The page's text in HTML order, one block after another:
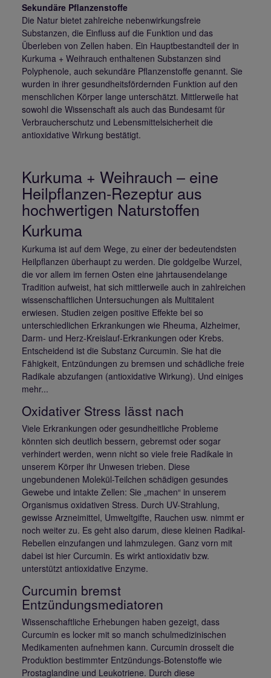
Sekundäre Pflanzenstoffe
Die Natur bietet zahlreiche nebenwirkungsfreie
Substanzen, die Einfluss auf die Funktion und das
Überleben von Zellen haben. Ein Hauptbestandteil der in
Kurkuma + Weihrauch enthaltenen Substanzen sind
Polyphenole, auch sekundäre Pflanzenstoffe genannt. Sie
wurden in ihrer gesundheitsfördernden Funktion auf den
menschlichen Körper lange unterschätzt. Mittlerweile hat
sowohl die Wissenschaft als auch das Bundesamt für
Verbraucherschutz und Lebensmittelsicherheit die
antioxidative Wirkung bestätigt.
Kurkuma + Weihrauch – eine
Heilpflanzen-Rezeptur aus
hochwertigen Naturstoffen
Kurkuma
Kurkuma ist auf dem Wege, zu einer der bedeutendsten
Heilpflanzen überhaupt zu werden. Die goldgelbe Wurzel,
die vor allem im fernen Osten eine jahrtausendelange
Tradition aufweist, hat sich mittlerweile auch in zahlreichen
wissenschaftlichen Untersuchungen als Multitalent
erwiesen. Studien zeigen positive Effekte bei so
unterschiedlichen Erkrankungen wie Rheuma, Alzheimer,
Darm- und Herz-Kreislauf-Erkrankungen oder Krebs.
Entscheidend ist die Substanz Curcumin. Sie hat die
Fähigkeit, Entzündungen zu bremsen und schädliche freie
Radikale abzufangen (antioxidative Wirkung). Und einiges
mehr...
Oxidativer Stress lässt nach
Viele Erkrankungen oder gesundheitliche Probleme
könnten sich deutlich bessern, gebremst oder sogar
verhindert werden, wenn nicht so viele freie Radikale in
unserem Körper ihr Unwesen trieben. Diese
ungebundenen Molekül-Teilchen schädigen gesundes
Gewebe und intakte Zellen: Sie „machen“ in unserem
Organismus oxidativen Stress. Durch UV-Strahlung,
gewisse Arzneimittel, Umweltgifte, Rauchen usw. nimmt er
noch weiter zu. Es geht also darum, diese kleinen Radikal-
Rebellen einzufangen und lahmzulegen. Ganz vorn mit
dabei ist hier Curcumin. Es wirkt antioxidativ bzw.
unterstützt antioxidative Enzyme.
Curcumin bremst
Entzündungsmediatoren
Wissenschaftliche Erhebungen haben gezeigt, dass
Curcumin es locker mit so manch schulmedizinischen
Medikamenten aufnehmen kann. Curcumin drosselt die
Produktion bestimmter Entzündungs-Botenstoffe wie
Prostaglandine und Leukotriene. Durch diese